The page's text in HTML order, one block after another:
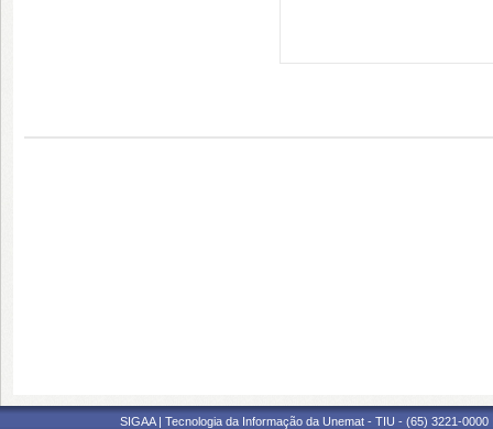
SIGAA | Tecnologia da Informação da Unemat - TIU - (65) 3221-